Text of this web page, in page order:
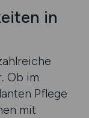
in
Ob im
Pflege
mit